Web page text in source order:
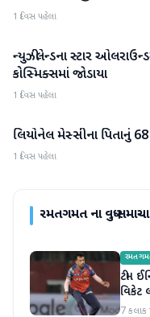
1 દિવસ પહેલા
રમતગમત
ન્યુઝીલેન્ડના સ્ટાર
કોસ્મિક્સમાં જોડાયા
1 દિવસ પહેલા
રમતગમત
લિયોનેલ મેસ્સીના પિતાનું
1 દિવસ પહેલા
રમતગમતના વધુ
ટીમ
વિકેટ
7